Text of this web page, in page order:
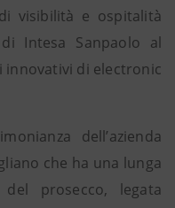
visibilità e ospitalità
Intesa Sanpaolo al
di electronic
dell’azienda
che ha una lunga
prosecco, legata